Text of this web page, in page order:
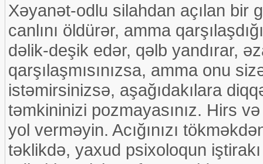
Xəyanət-odlu silahdan açılan bir
canlını öldürər, amma
dəlik-deşik edər, qəlb yandırar,
qarşılaşmısınızsa, amma onu
istəmirsinizsə, aşağıdakılara
təmkininizi pozmayasınız. Hirs
yol verməyin. Acığınızı
təklikdə, yaxud psixoloqun